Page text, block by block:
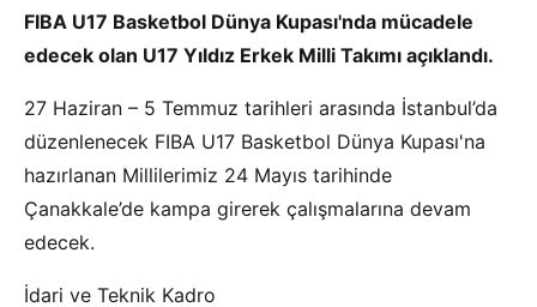
FIBA U17 Basketbol Dünya Kupası'nda mücadele
edecek olan U17 Yıldız Erkek Milli Takımı açıklandı.
27 Haziran – 5 Temmuz tarihleri arasında İstanbul’da
düzenlenecek FIBA U17 Basketbol Dünya Kupası'na
hazırlanan Millilerimiz 24 Mayıs tarihinde
Çanakkale’de kampa girerek çalışmalarına devam
edecek.
İdari ve Teknik Kadro